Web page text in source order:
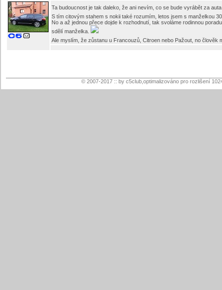
Ta budoucnost je tak daleko, že ani nevím, co se bude vyrábět za
S tím citovým stahem s nokii také rozumím, letos jsem s manželkou
No a až jednou přece dojde k rozhodnutí, tak svoláme rodinnou
sdělí manželka.
Ale myslím, že zůstanu u Francouzů, Citroen nebo Pažout, no
© 2007-2017 :: by c5club,optimalizováno pro rozlišení